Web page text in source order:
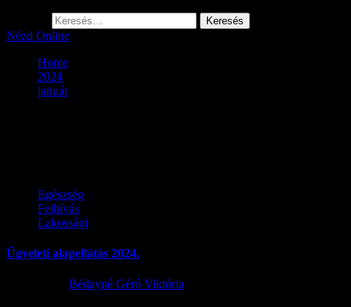
Nézd Online
Home
2024
január
Egészség
Felhívás
Lakossági
Ügyeleti alapellátás 2024.
Bédayné Géró Viktória